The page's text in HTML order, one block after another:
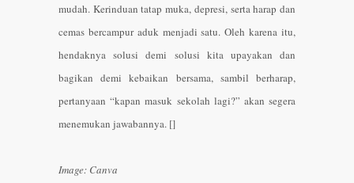
mudah. Kerinduan tatap muka, depresi, serta harap dan
cemas bercampur aduk menjadi satu. Oleh karena itu,
hendaknya solusi demi solusi kita upayakan dan
bagikan demi kebaikan bersama, sambil berharap,
pertanyaan “kapan masuk sekolah lagi?” akan segera
menemukan jawabannya. []
Image: Canva